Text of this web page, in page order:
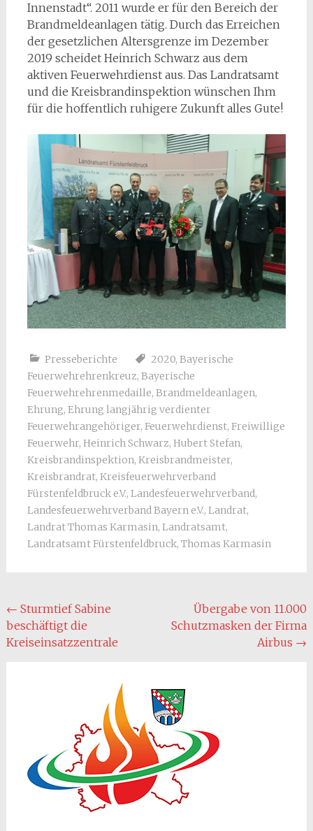
Innenstadt“. 2011 wurde er für den Bereich der
Brandmeldeanlagen tätig. Durch das Erreichen
der gesetzlichen Altersgrenze im Dezember
2019 scheidet Heinrich Schwarz aus dem
aktiven Feuerwehrdienst aus. Das Landratsamt
und die Kreisbrandinspektion wünschen Ihm
für die hoffentlich ruhigere Zukunft alles Gute!
Presseberichte 2020, Bayerische
Feuerwehrehrenkreuz, Bayerische
Feuerwehrehrenmedaille, Brandmeldeanlagen,
Ehrung, Ehrung langjährig verdienter
Feuerwehrangehöriger, Feuerwehrdienst, Freiwillige
Feuerwehr, Heinrich Schwarz, Hubert Stefan,
Kreisbrandinspektion, Kreisbrandmeister,
Kreisbrandrat, Kreisfeuerwehrverband
Fürstenfeldbruck e.V., Landesfeuerwehrverband,
Landesfeuerwehrverband Bayern e.V., Landrat,
Landrat Thomas Karmasin, Landratsamt,
Landratsamt Fürstenfeldbruck, Thomas Karmasin
Post
navigation
← Sturmtief Sabine
beschäftigt die
Kreiseinsatzzentrale
Übergabe von 11.000
Schutzmasken der Firma
Airbus →